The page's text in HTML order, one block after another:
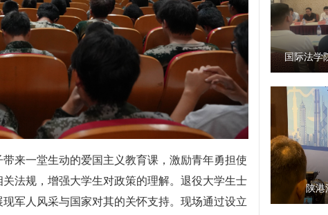
来一堂生动的爱国主义教育课，激励青年勇担使
法规，增强大学生对政策的理解。退役大学生士
军人风采与国家对其的关怀支持。现场通过设立
陕港